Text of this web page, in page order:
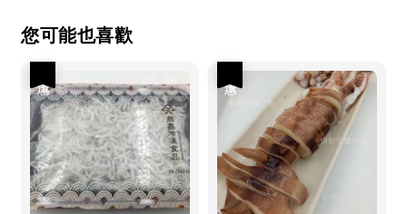
您可能也喜歡